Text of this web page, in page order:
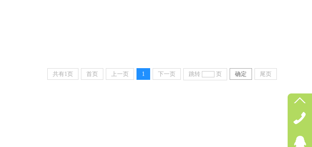
共有1页 首页 上一页 1 下一页 跳转 页 确定 尾页